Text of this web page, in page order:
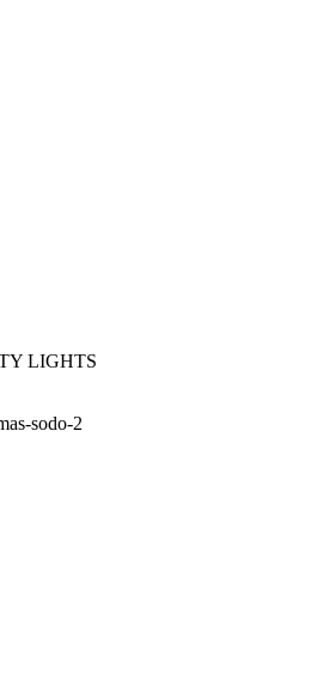
LIGHTS